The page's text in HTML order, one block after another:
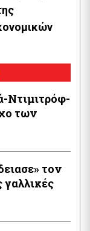
Ντιμιτρόφ-
τον
γαλλικές